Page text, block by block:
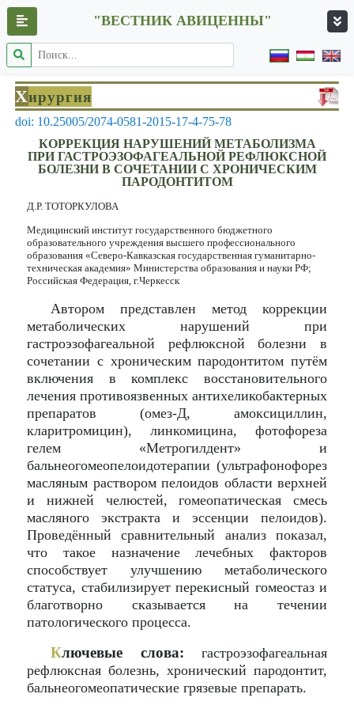
"ВЕСТНИК АВИЦЕННЫ"
Хирургия
doi: 10.25005/2074-0581-2015-17-4-75-78
КОРРЕКЦИЯ НАРУШЕНИЙ МЕТАБОЛИЗМА
ПРИ ГАСТРОЭЗОФАГЕАЛЬНОЙ РЕФЛЮКСНОЙ
БОЛЕЗНИ В СОЧЕТАНИИ С ХРОНИЧЕСКИМ
ПАРОДОНТИТОМ
Д.Р. ТОТОРКУЛОВА
Медицинский институт государственного бюджетного
образовательного учреждения высшего профессионального
образования «Северо-Кавказская государственная гуманитарно-
техническая академия» Министерства образования и науки РФ;
Российская Федерация, г.Черкесск
Автором представлен метод коррекции
метаболических нарушений при
гастроэзофагеальной рефлюксной болезни в
сочетании с хроническим пародонтитом путём
включения в комплекс восстановительного
лечения противоязвенных антихеликобактерных
препаратов (омез-Д, амоксициллин,
кларитромицин), линкомицина, фотофореза
гелем «Метрогилдент» и
бальнеогомеопелоидотерапии (ультрафонофорез
масляным раствором пелоидов области верхней
и нижней челюстей, гомеопатическая смесь
масляного экстракта и эссенции пелоидов).
Проведённый сравнительный анализ показал,
что такое назначение лечебных факторов
способствует улучшению метаболического
статуса, стабилизирует перекисный гомеостаз и
благотворно сказывается на течении
патологического процесса.
Ключевые слова: гастроэзофагеальная
рефлюксная болезнь, хронический пародонтит,
бальнеогомеопатические грязевые препарать.